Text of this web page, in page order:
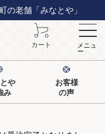
の老舗「みなとや」
カート メニュ
ー
や
み
お客様
の声